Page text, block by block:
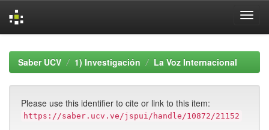
navigationSaber UCV 1) Investigación La Voz Internacional
Please use this identifier to cite or link to this item:
https://saber.ucv.ve/jspui/handle/10872/21152